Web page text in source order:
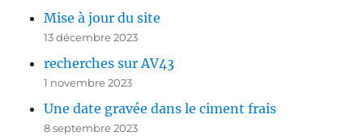
Mise à jour du site
13 décembre 2023
recherches sur AV43
1 novembre 2023
Une date gravée dans le ciment frais
8 septembre 2023